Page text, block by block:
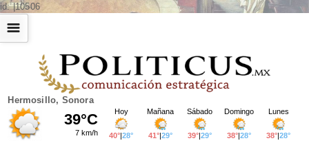
id: |10506
Hermosillo, Sonora
☰